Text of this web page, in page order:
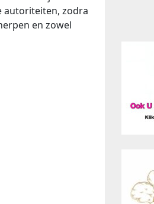
autoriteiten, zodra
en zowel